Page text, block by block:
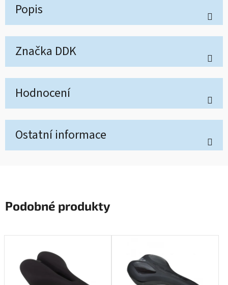
Popis
Značka DDK
Hodnocení
Ostatní informace
Podobné produkty